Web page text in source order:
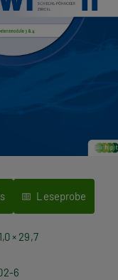
Leseprobe
× 29,7
6